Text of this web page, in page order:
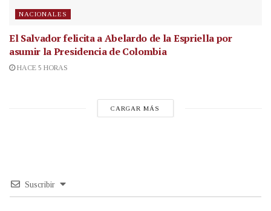
NACIONALES
El Salvador felicita a Abelardo de la Espriella por
asumir la Presidencia de Colombia
HACE 5 HORAS
CARGAR MÁS
Suscribir